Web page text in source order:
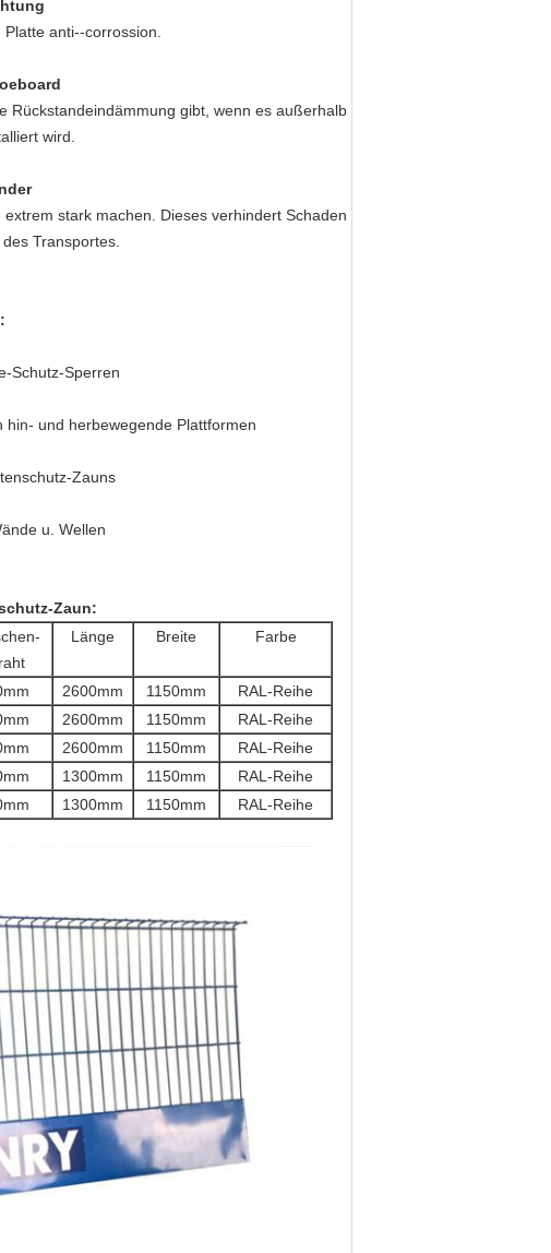
anti--corrossion.
Rückstandeindämmung gibt, wenn es außerhalb
wird.
stark machen. Dieses verhindert Schaden
Transportes.
Schutz-Sperren
und herbewegende Plattformen
Zauns
u. Wellen
Zaun:
Länge Breite Farbe
2600mm 1150mm
RAL-Reihe
2600mm 1150mm
RAL-Reihe
2600mm 1150mm
RAL-Reihe
1300mm 1150mm
RAL-Reihe
1300mm 1150mm RAL-Reihe